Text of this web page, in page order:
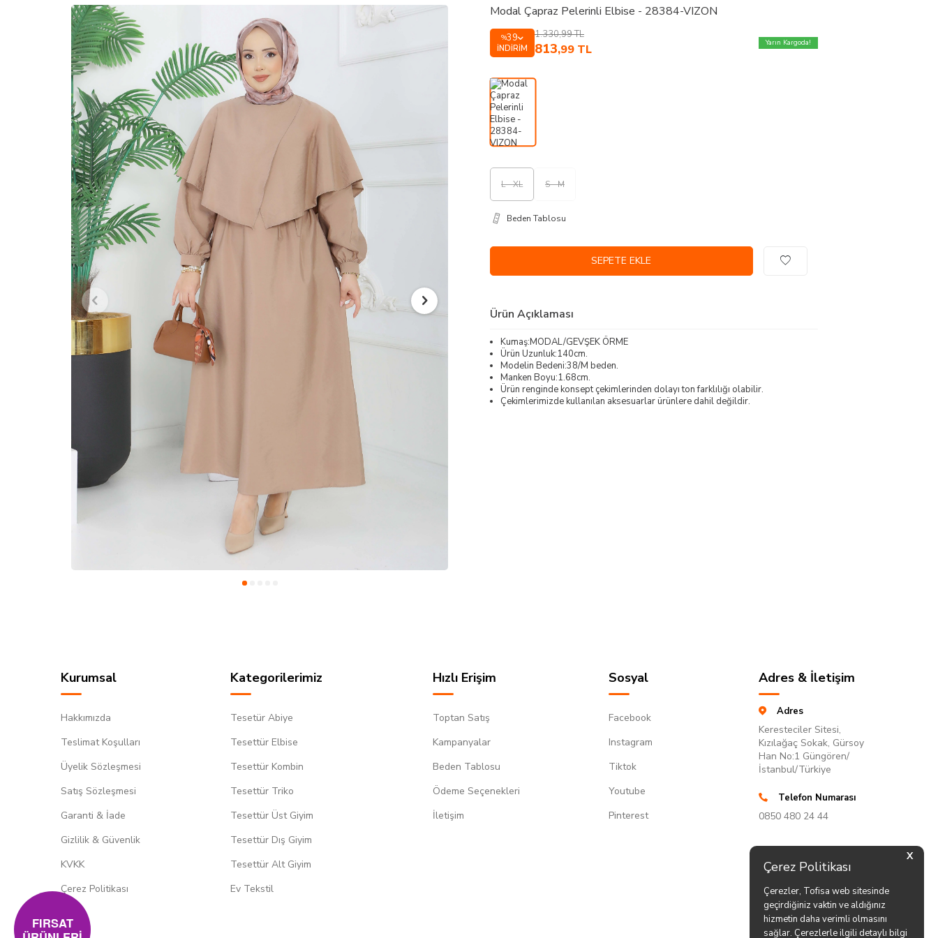
X
Çerez Politikası
Çerezler, Tofisa web sitesinde
geçirdiğiniz vaktin ve aldığınız
hizmetin daha verimli olmasını
sağlar. Çerezlerle ilgili detaylı bilgi
Modal Çapraz Pelerinli Elbise - 28384-VIZON
%39
İNDIRIM
1.330,99TL
813,99 TL Yarın Kargoda!
L - XL S - M
Beden Tablosu
SEPETE EKLE
Ürün Açıklaması
Kumaş:MODAL/GEVŞEK ÖRME
Ürün Uzunluk:140cm.
Modelin Bedeni:38/M beden.
Manken Boyu:1.68cm.
Ürün renginde konsept çekimlerinden dolayı ton farklılığı olabilir.
Çekimlerimizde kullanılan aksesuarlar ürünlere dahil değildir.
Kurumsal
Hakkımızda
Teslimat Koşulları
Üyelik Sözleşmesi
Satış Sözleşmesi
Garanti & İade
Gizlilik & Güvenlik
KVKK
Çerez Politikası
Kategorilerimiz
Tesetür Abiye
Tesettür Elbise
Tesettür Kombin
Tesettür Triko
Tesettür Üst Giyim
Tesettür Dış Giyim
Tesettür Alt Giyim
Ev Tekstil
Hızlı Erişim
Toptan Satış
Kampanyalar
Beden Tablosu
Ödeme Seçenekleri
İletişim
Sosyal
Facebook
Instagram
Tiktok
Youtube
Pinterest
Adres & İletişim
Adres
Keresteciler Sitesi,
Kızılağaç Sokak, Gürsoy
Han No:1 Güngören/
İstanbul/Türkiye
Telefon Numarası
0850 480 24 44
FIRSAT